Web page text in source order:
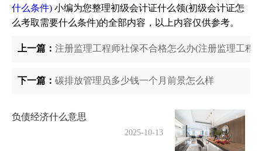
什么条件) 小编为您整理初级会计证什么领(初级会计证怎
么考取需要什么条件)的全部内容，以上内容仅供参考。
上一篇： 注册监理工程师社保不合格怎么办(注册监理工程
下一篇： 碳排放管理员多少钱一个月前景怎么样
负债经济什么意思
2025-10-13